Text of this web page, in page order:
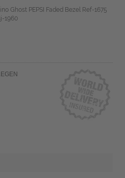
Ghost PEPSI Faded Bezel Ref-1675
1960